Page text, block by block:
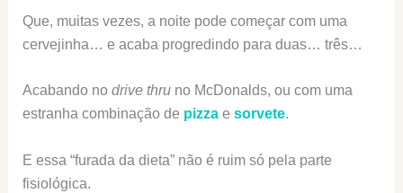
Que, muitas vezes, a noite pode começar com uma
cervejinha… e acaba progredindo para duas… três…
Acabando no drive thruno McDonalds, ou com uma
estranha combinação de pizzae sorvete.
E essa “furada da dieta” não é ruim só pela parte
fisiológica.